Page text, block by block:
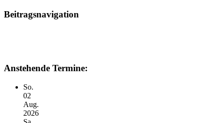
Beitragsnavigation
Anstehende Termine:
So.
02
Aug.
2026